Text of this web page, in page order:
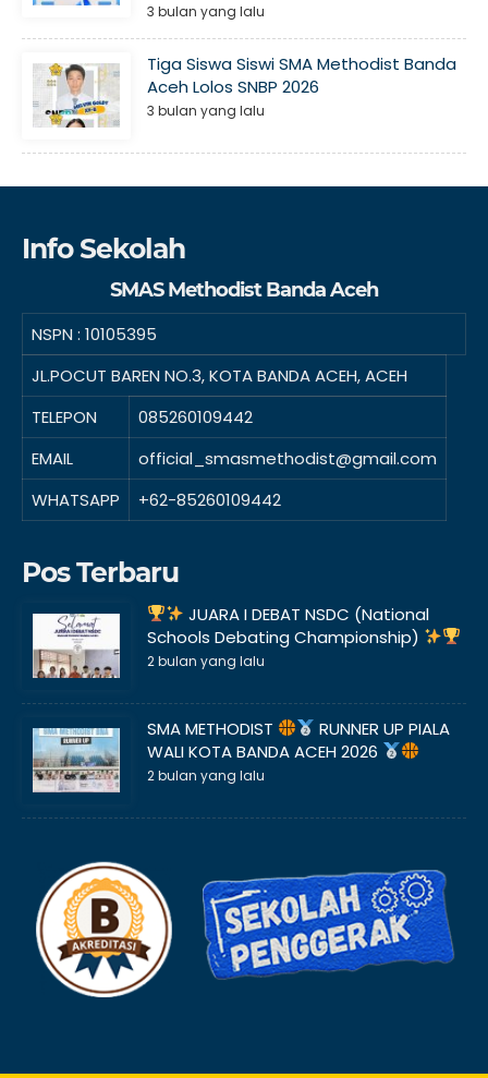
3 bulan yang lalu
Tiga Siswa Siswi SMA Methodist Banda
Aceh Lolos SNBP 2026
3 bulan yang lalu
Info Sekolah
SMAS Methodist Banda Aceh
NSPN : 10105395
JL.POCUT BAREN NO.3, KOTA BANDA ACEH, ACEH
TELEPON
085260109442
EMAIL
official_smasmethodist@gmail.com
WHATSAPP
+62-85260109442
Pos Terbaru
JUARA I DEBAT NSDC (National
Schools Debating Championship)
2 bulan yang lalu
SMA METHODIST
RUNNER UP PIALA
WALI KOTA BANDA ACEH 2026
2 bulan yang lalu